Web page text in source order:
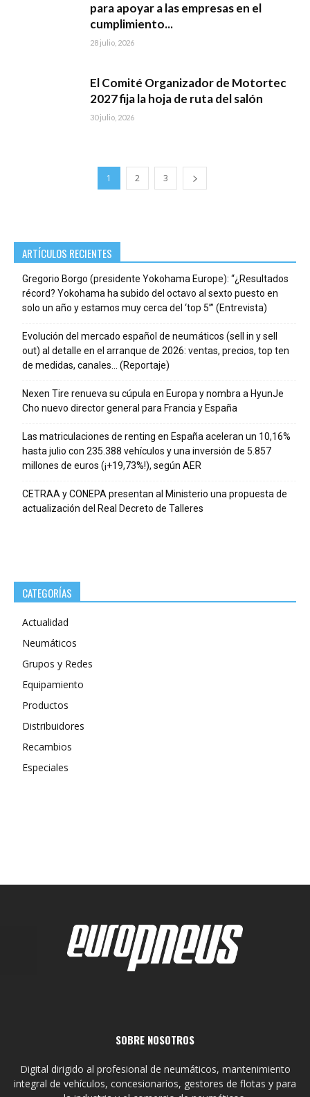
para apoyar a las empresas en el
cumplimiento...
28 julio, 2026
El Comité Organizador de Motortec
2027 fija la hoja de ruta del salón
30 julio, 2026
1 2 3
ARTÍCULOS RECIENTES
Gregorio Borgo (presidente Yokohama Europe): “¿Resultados
récord? Yokohama ha subido del octavo al sexto puesto en
solo un año y estamos muy cerca del ‘top 5’” (Entrevista)
Evolución del mercado español de neumáticos (sell in y sell
out) al detalle en el arranque de 2026: ventas, precios, top ten
de medidas, canales… (Reportaje)
Nexen Tire renueva su cúpula en Europa y nombra a HyunJe
Cho nuevo director general para Francia y España
Las matriculaciones de renting en España aceleran un 10,16%
hasta julio con 235.388 vehículos y una inversión de 5.857
millones de euros (¡+19,73%!), según AER
CETRAA y CONEPA presentan al Ministerio una propuesta de
actualización del Real Decreto de Talleres
CATEGORÍAS
Actualidad
Neumáticos
Grupos y Redes
Equipamiento
Productos
Distribuidores
Recambios
Especiales
SOBRE NOSOTROS
Digital dirigido al profesional de neumáticos, mantenimiento
integral de vehículos, concesionarios, gestores de flotas y para